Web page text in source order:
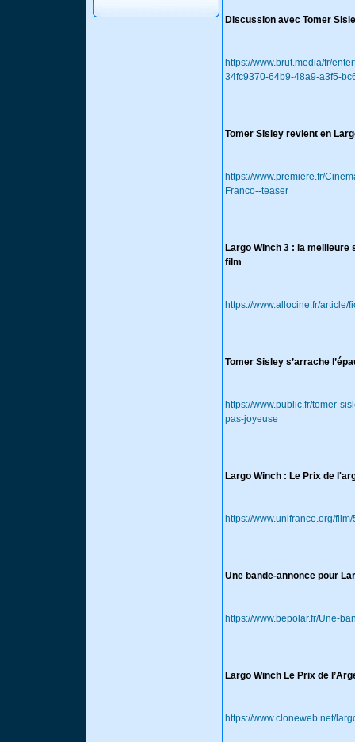
Discussion avec Tomer
https://www.brut.media/fr/
34fc9370-64b9-48a9-a3f5-
Tomer Sisley revient en
https://www.premiere.fr/
Franco--teaser
Largo Winch 3 : la
film
https://www.allocine.fr/
Tomer Sisley s’arrache
https://www.public.fr/tomer-
pas-joyeuse
Largo Winch : Le Prix de
https://www.unifrance.org/
Une bande-annonce pour
https://www.bepolar.fr/Une-
Largo Winch Le Prix de
https://www.cloneweb.net/